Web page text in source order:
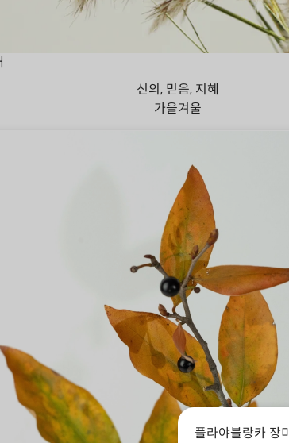
신의, 믿음, 지혜
가을겨울
플라야블랑카 장미